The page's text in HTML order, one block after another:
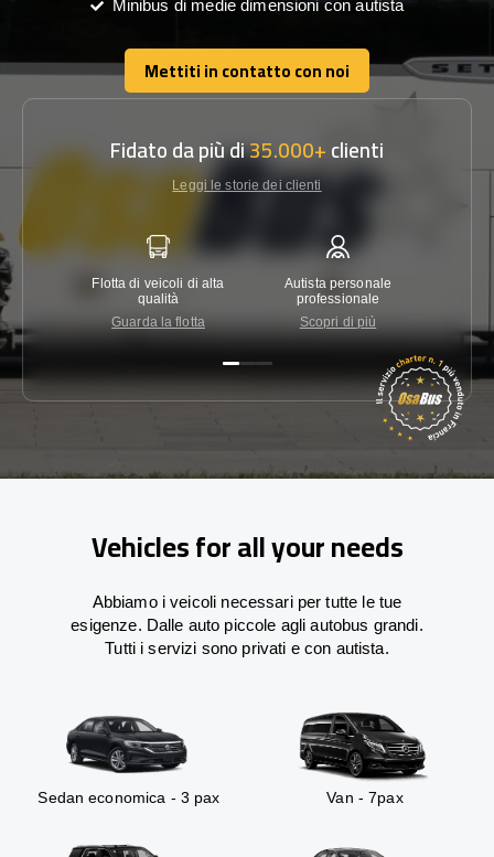
Minibus di medie dimensioni con autista
Mettiti in contatto con noi
Mettiti in contatto con noi
Fidato da più di35.000+clienti
Leggi le storie dei clienti
Flotta di veicoli di alta
qualità
Guarda la flotta
Autista personale
professionale
Scopri di più
Vehicles for all your needs
Abbiamo i veicoli necessari per tutte le tue
esigenze. Dalle auto piccole agli autobus grandi.
Tutti i servizi sono privati e con autista.
Sedan economica - 3 pax Van - 7pax